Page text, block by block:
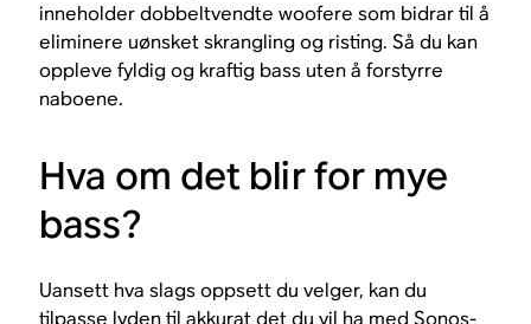
inneholder dobbeltvendte woofere som bidrar til å
eliminere uønsket skrangling og risting. Så du kan
oppleve fyldig og kraftig bass uten å forstyrre
naboene.
Hva om det blirfor mye
bass?
Uansett hva slags oppsett du velger, kan du